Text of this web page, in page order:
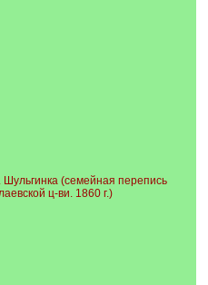
Шульгинка (семейная перепись
ц-ви. 1860 г.)